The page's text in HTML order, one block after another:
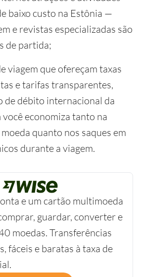
baixo custo na Estônia —
e revistas especializadas são
de partida;
viagem que ofereçam taxas
e tarifas transparentes,
de débito internacional da
economiza tanto na
quanto nos saques em
durante a viagem.
e um cartão multimoeda
guardar, converter e
moedas. Transferências
fáceis e baratas à taxa de